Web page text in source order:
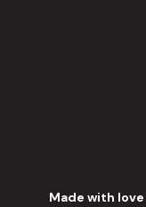
Made with love